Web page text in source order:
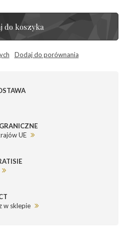
do koszyka
Dodaj do porównania
UE
w sklepie